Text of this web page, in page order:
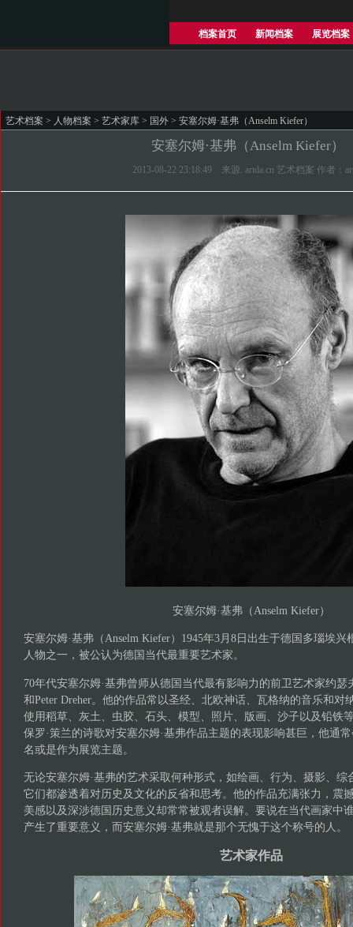
档案首页 新闻档案 展览档案
艺术档案 > 人物档案 > 艺术家库 > 国外 > 安塞尔姆·基弗（Anselm Kiefer）
安塞尔姆·基弗（Anselm Kiefer）
2013-08-22 23:18:49 来源: artda.cn 艺术档案 作者：
安塞尔姆·基弗（Anselm Kiefer）
安塞尔姆·基弗（Anselm Kiefer）1945年3月8日出生于德国多瑙埃
人物之一，被公认为德国当代最重要艺术家。
70年代安塞尔姆·基弗曾师从德国当代最有影响力的前卫艺术家约瑟
和Peter Dreher。他的作品常以圣经、北欧神话、瓦格纳的音乐和对
使用稻草、灰土、虫胶、石头、模型、照片、版画、沙子以及铅铁
保罗·策兰的诗歌对安塞尔姆·基弗作品主题的表现影响甚巨，他通
名或是作为展览主题。
无论安塞尔姆·基弗的艺术采取何种形式，如绘画、行为、摄影、综
它们都渗透着对历史及文化的反省和思考。他的作品充满张力，震
美感以及深涉德国历史意义却常常被观者误解。要说在当代画家中
产生了重要意义，而安塞尔姆·基弗就是那个无愧于这个称号的人。
艺术家作品